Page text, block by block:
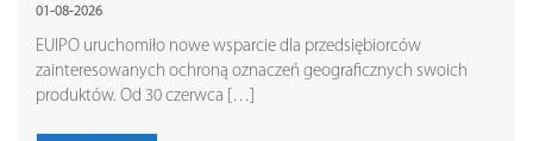
01-08-2026
EUIPO uruchomiło nowe wsparcie dla przedsiębiorców
zainteresowanych ochroną oznaczeń geograficznych swoich
produktów. Od 30 czerwca […]